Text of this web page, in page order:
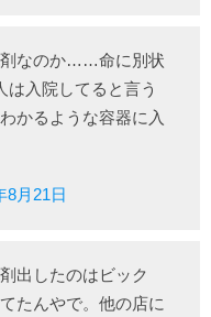
剤なのか……命に別状
入院してると言う
かるような容器に入
8月21日
出したのはビック
たんやで。他の店に